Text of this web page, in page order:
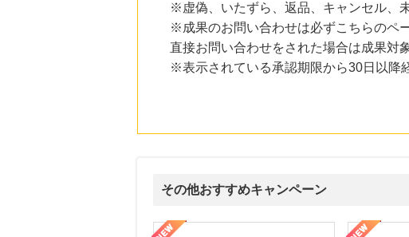
※虚偽、いたずら、返品、キャンセル、
※成果のお問い合わせは必ずこちらのペ
直接お問い合わせをされた場合は成果対
※表示されている承認期限から30日以降
その他おすすめキャンペーン
【LOJEL公式サイト】スーツケース・バッグ
【ロデオドライブ】創業70年の信頼